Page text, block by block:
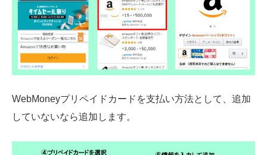
WebMoneyプリペイドカードを支払い方法として、追加
していないなら追加します。